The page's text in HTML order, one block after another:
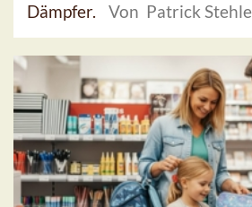
Dämpfer.
Von Patrick Stehle